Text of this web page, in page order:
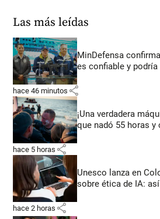
Las más leídas
MinDefensa
es confiable y
hace 46 minutos share
¡Una verdadera
que nadó 55 horas
hace 5 horas share
Unesco lanza en
sobre ética de IA:
hace 2 horas share